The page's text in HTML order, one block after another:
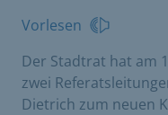
Vorlesen
Der Stadtrat hat am
zwei
Dietrich zum neuen